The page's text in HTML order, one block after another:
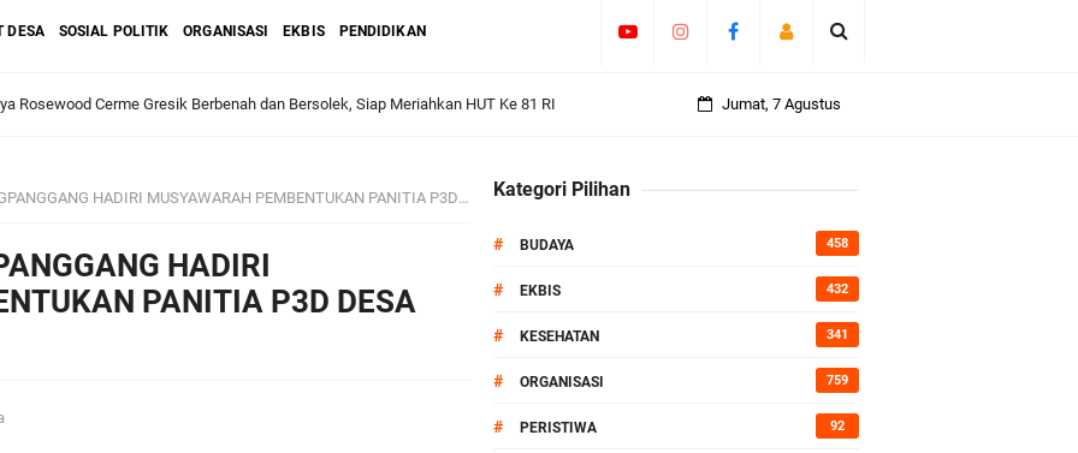
DESA SOSIAL POLITIK ORGANISASI EKBIS PENDIDIKAN
Warga: Komsos Kebungson Dorong Kepedulian Lingkungan dan Pemberdayaan
Doa Bersama dan Pelestarian Budaya Leluhur
Jumat, 7 Agustus
HADIRI MUSYAWARAH PEMBENTUKAN PANITIA P3D DESA BABATAN
HADIRI
PANITIA P3D DESA
Kategori Pilihan
# BUDAYA 458
# EKBIS 432
# KESEHATAN 341
# ORGANISASI 759
# PERISTIWA 92